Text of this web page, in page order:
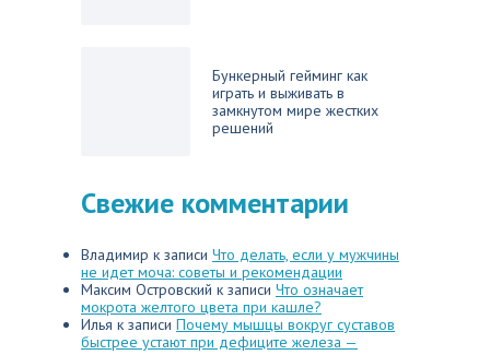
Бункерный гейминг как
играть и выживать в
замкнутом мире жестких
решений
Свежие комментарии
Владимир к записи Что делать, если у мужчины
не идет моча: советы и рекомендации
Максим Островский к записи Что означает
мокрота желтого цвета при кашле?
Илья к записи Почему мышцы вокруг суставов
быстрее устают при дефиците железа —